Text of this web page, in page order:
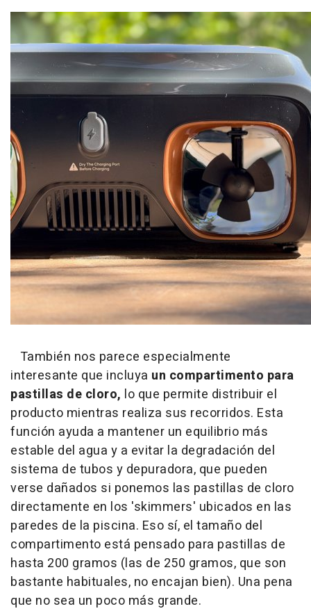
También nos parece especialmente
interesante que incluya un compartimento para
pastillas de cloro, lo que permite distribuir el
producto mientras realiza sus recorridos. Esta
función ayuda a mantener un equilibrio más
estable del agua y a evitar la degradación del
sistema de tubos y depuradora, que pueden
verse dañados si ponemos las pastillas de cloro
directamente en los 'skimmers' ubicados en las
paredes de la piscina. Eso sí, el tamaño del
compartimento está pensado para pastillas de
hasta 200 gramos (las de 250 gramos, que son
bastante habituales, no encajan bien). Una pena
que no sea un poco más grande.